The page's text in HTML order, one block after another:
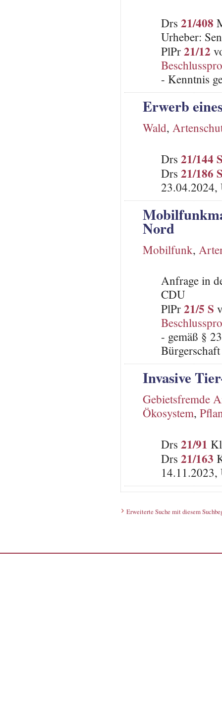
Drs 21/408
Urheber:
PlPr21/12
- Kenntnis
Erwerb
Wald,
Drs 21/144
Drs 21/186
23.04.2024,
Nord
Mobilfunk,
Anfrage in
CDU
PlPr21/5 S
- gemäß §
Invasive
Gebietsfremde
Ökosystem,
Drs 21/91
Drs 21/163
14.11.2023,
Erweiterte Suche mit diesem